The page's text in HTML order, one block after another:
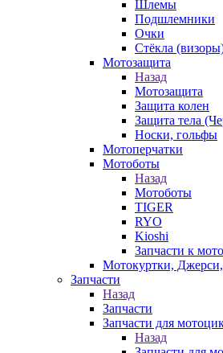
Шлемы
Подшлемники
Очки
Стёкла
Мотозащита
Назад
Мотозащита
Защита колен
Защита тела
Носки, гольфы
Мотоперчатки
Мотоботы
Назад
Мотоботы
TIGER
RYO
Kioshi
Запчасти к
Мотокуртки,
Запчасти
Назад
Запчасти
Запчасти для
Назад